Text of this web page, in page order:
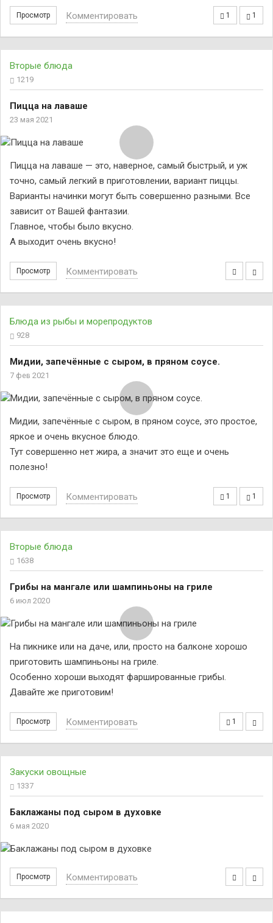
Просмотр 1 1
Комментировать
Вторые блюда
1219
Пицца на лаваше
23 мая 2021
Пицца на лаваше — это, наверное, самый быстрый, и уж
точно, самый легкий в приготовлении, вариант пиццы.
Варианты начинки могут быть совершенно разными. Все
зависит от Вашей фантазии.
Главное, чтобы было вкусно.
А выходит очень вкусно!
Просмотр Комментировать
Блюда из рыбы и морепродуктов
928
Мидии, запечённые с сыром, в пряном соусе.
7 фев 2021
Мидии, запечённые с сыром, в пряном соусе, это простое,
яркое и очень вкусное блюдо.
Тут совершенно нет жира, а значит это еще и очень
полезно!
Просмотр 1 1
Комментировать
Вторые блюда
1638
Грибы на мангале или шампиньоны на гриле
6 июл 2020
На пикнике или на даче, или, просто на балконе хорошо
приготовить шампиньоны на гриле.
Особенно хороши выходят фаршированные грибы.
Давайте же приготовим!
Просмотр 1
Комментировать
Закуски овощные
1337
Баклажаны под сыром в духовке
6 мая 2020
Просмотр Комментировать